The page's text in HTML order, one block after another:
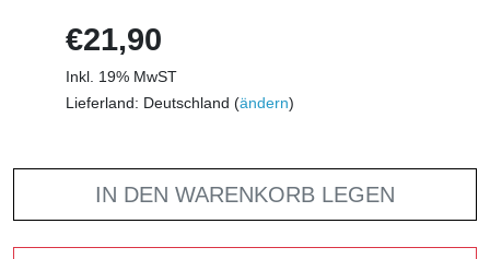
€21,90
Inkl. 19% MwST
Lieferland: Deutschland (ändern)
IN DEN WARENKORB LEGEN